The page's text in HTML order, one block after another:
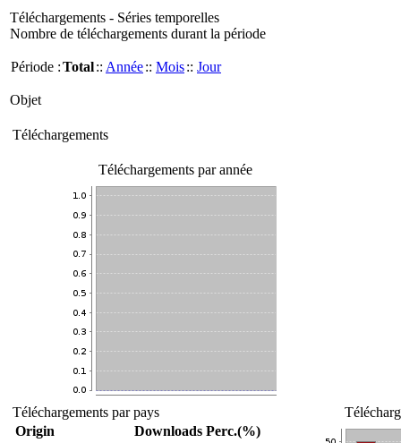
Téléchargements - Séries temporelles
Nombre de téléchargements durant la période
Période :Total:: Année:: Mois:: Jour
Objet
Téléchargements
Téléchargements par année
Téléchargements par pays
Origin
Downloads Perc.(%)